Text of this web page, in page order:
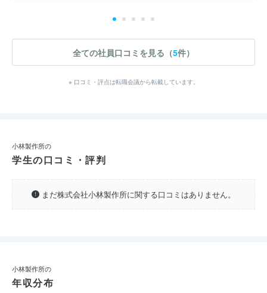
全ての社員口コミを見る（5件）
※ 口コミ・評点は転職会議から転載しています。
小林製作所の
学生の口コミ・評判
まだ株式会社小林製作所に関する口コミはありません。
小林製作所の
年収分布